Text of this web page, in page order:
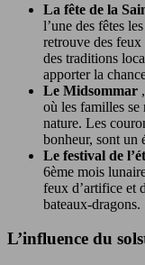
La fête de la
l’une des fêtes
retrouve des feux
des traditions
apporter la
Le Midsommar
où les familles se
nature. Les
bonheur, sont un
Le festival de
6ème mois
feux d’artifice et
bateaux-dragons.
L’influence du